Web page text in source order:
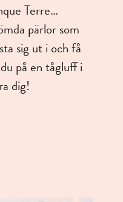
Terre…
pärlor som
sig ut i och få
på en tågluff i
dig!